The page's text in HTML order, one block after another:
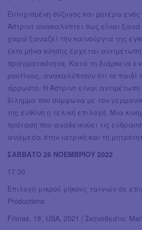
Eυτυχισµένη σύζυγος και µητέρα
Άστριντ ανακαλύπτει πως είναι
χαρά ξαναζεί την καινούργια της
έκτο µήνα κύησης έρχεται
πραγµατικότητα. Κατά τη διάρκεια
ρουτίνας, ανακαλύπτουν ότι το παιδί
άρρωστο. Η Άστριντ είναι
δίληµµα που σύµφωνα µε τον
της ευθύνη η τελική επιλογή. Μια
πρόταση που αναδεικνύει τις
ανάμεσα στην ιατρική και τη
ΣΑΒΒΑΤΟ 26 ΝΟΕΜΒΡΙΟΥ 2022
17:30
Επιλογή μικρού μήκους ταινιών σε
Productions.
Frimas, 19’, USA, 2021 | Σκηνοθεσία: